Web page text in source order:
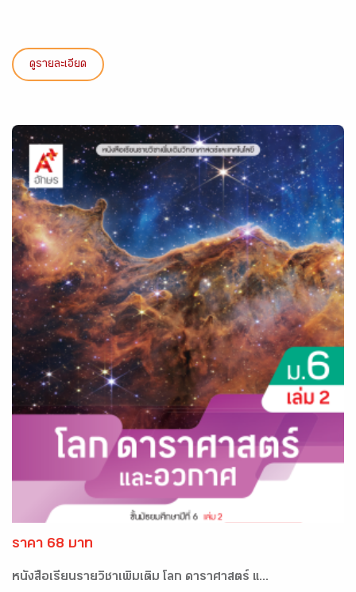
ดูรายละเอียด
ราคา 68 บาท
หนังสือเรียนรายวิชาเพิ่มเติม โลก ดาราศาสตร์ แ...